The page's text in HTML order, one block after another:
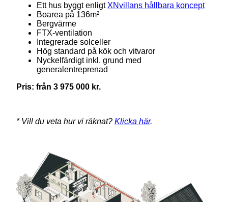
Ett hus byggt enligt XNvillans hållbara koncept
Boarea på 136m²
Bergvärme
FTX-ventilation
Integrerade solceller
Hög standard på kök och vitvaror
Nyckelfärdigt inkl. grund med
generalentreprenad
Pris: från 3 975 000 kr.
* Vill du veta hur vi räknat? Klicka här.